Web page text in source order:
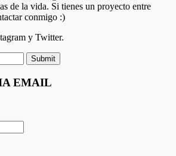
de la vida. Si tienes un proyecto entre
conmigo :)
y Twitter.
EMAIL